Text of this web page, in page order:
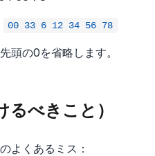
00 33 6 12 34 56 78
頭の0を省略します。
べきこと）
よくあるミス：